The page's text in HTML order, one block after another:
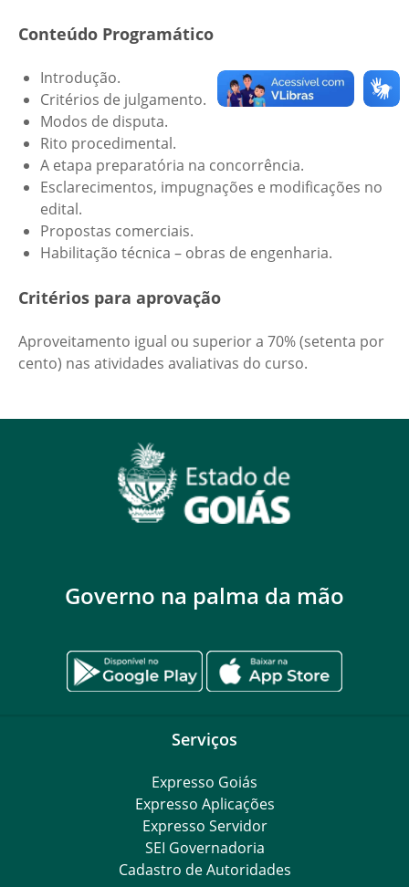
Conteúdo Programático
Introdução.
Critérios de julgamento.
Modos de disputa.
Rito procedimental.
A etapa preparatória na concorrência.
Esclarecimentos, impugnações e modificações no
edital.
Propostas comerciais.
Habilitação técnica – obras de engenharia.
Critérios para aprovação
Aproveitamento igual ou superior a 70% (setenta por
cento) nas atividades avaliativas do curso.
Governo na palma da mão
Serviços
Expresso Goiás
Expresso Aplicações
Expresso Servidor
SEI Governadoria
Cadastro de Autoridades